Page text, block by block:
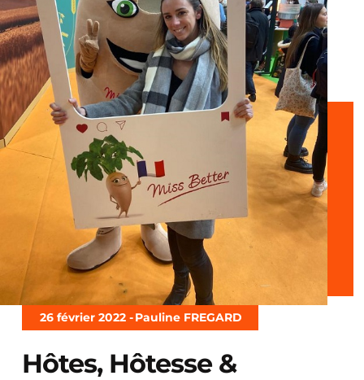
26 février 2022 -Pauline FREGARD
Hôtes, Hôtesse &